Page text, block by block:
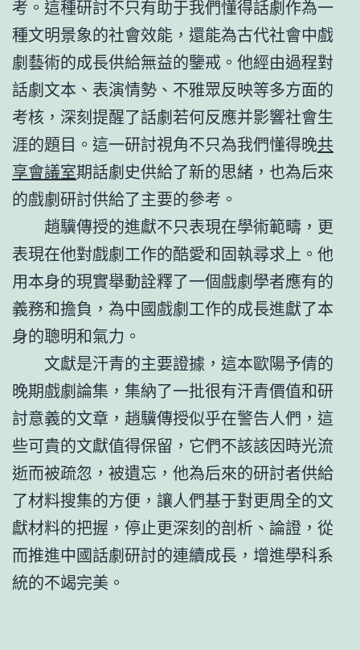
考。這種研討不只有助于我們懂得話劇作為一
種文明景象的社會效能，還能為古代社會中戲
劇藝術的成長供給無益的鑒戒。他經由過程對
話劇文本、表演情勢、不雅眾反映等多方面的
考核，深刻提醒了話劇若何反應并影響社會生
涯的題目。這一研討視角不只為我們懂得晚共
享會議室期話劇史供給了新的思緒，也為后來
的戲劇研討供給了主要的參考。
趙驥傳授的進獻不只表現在學術範疇，更
表現在他對戲劇工作的酷愛和固執尋求上。他
用本身的現實舉動詮釋了一個戲劇學者應有的
義務和擔負，為中國戲劇工作的成長進獻了本
身的聰明和氣力。
文獻是汗青的主要證據，這本歐陽予倩的
晚期戲劇論集，集納了一批很有汗青價值和研
討意義的文章，趙驥傳授似乎在警告人們，這
些可貴的文獻值得保留，它們不該該因時光流
逝而被疏忽，被遺忘，他為后來的研討者供給
了材料搜集的方便，讓人們基于對更周全的文
獻材料的把握，停止更深刻的剖析、論證，從
而推進中國話劇研討的連續成長，增進學科系
統的不竭完美。